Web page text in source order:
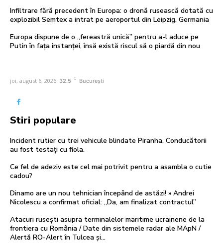
Infiltrare fără precedent în Europa: o dronă rusească dotată cu
explozibil Semtex a intrat pe aeroportul din Leipzig, Germania
Europa dispune de o „fereastră unică” pentru a-l aduce pe
Putin în fața instanței, însă există riscul să o piardă din nou
joi, august 6, 2026 32.5 C București
Stiri populare
Incident rutier cu trei vehicule blindate Piranha. Conducătorii
au fost testați cu fiola.
Ce fel de adeziv este cel mai potrivit pentru a asambla o cutie
cadou?
Dinamo are un nou tehnician începând de astăzi! » Andrei
Nicolescu a confirmat oficial: „Da, am finalizat contractul”
Atacuri rusești asupra terminalelor maritime ucrainene de la
frontiera cu România / Date din sistemele radar ale MApN /
Alertă RO-Alert în Tulcea și...